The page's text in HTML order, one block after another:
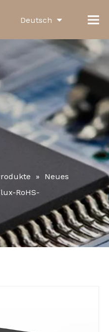
Deutsch
Français
Español
Português
한국어
Türk dili
Bahasa indonesia
»
Neues
RoHS-